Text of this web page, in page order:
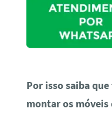
Por isso saiba
montar os móveis